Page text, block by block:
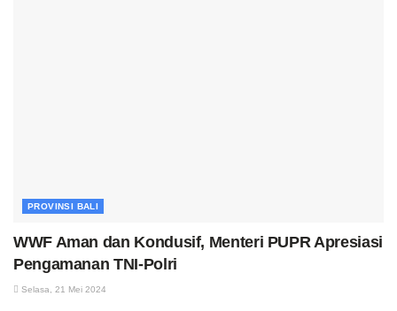
PROVINSI BALI
WWF Aman dan Kondusif, Menteri PUPR Apresiasi
Pengamanan TNI-Polri
Selasa, 21 Mei 2024